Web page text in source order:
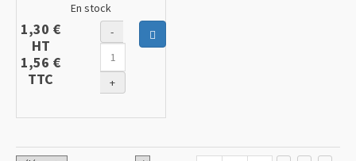
En stock
1,30 €
HT
1,56 €
TTC
-
+
Ajouter au panier